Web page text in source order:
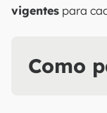
vigentes para
Como